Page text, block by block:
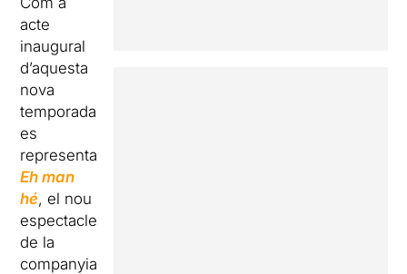
acte
inaugural
d’aquesta
nova
temporada
es
representa
Eh man
hé, el nou
espectacle
de la
companyia